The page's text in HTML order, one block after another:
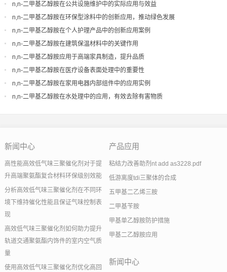
n,n-二甲基乙醇胺在公共设施维护中的实际应用与效益
n,n-二甲基乙醇胺在环保型涂料中的创新应用，推动绿色发展
n,n-二甲基乙醇胺在个人护理产品中的创新应用案例
n,n-二甲基乙醇胺在建筑保温材料中的关键作用
n,n-二甲基乙醇胺应用于高端家具制造，提升品质
n,n-二甲基乙醇胺在医疗设备表面处理中的重要性
n,n-二甲基乙醇胺在家用电器内部组件中的应用实例
n,n-二甲基乙醇胺在水处理中的应用，有效去除有害物质
新闻中心
高性能高效低气味三聚催化剂对于提
升高端聚氨酯复合材料环保级别效能
分析高效低气味三聚催化剂在不同环
境下维持催化性能且保证气味控制表
现
高效低气味三聚催化剂如何助力提升
轨道交通聚氨酯内饰件的室内空气质
量
使用高效低气味三聚催化剂优化高回
产品应用
粘结力改善助剂nt add as3228.pdf
低游离度tdi三聚体的合成
五甲基二乙烯三胺
二甲基苄胺
甲基单乙醇胺防护措施
甲基二乙醇胺应用
新闻中心